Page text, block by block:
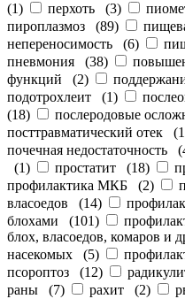
(1) перхоть (3)
пироплазмоз (89)
непереносимость (6)
пневмония (38)
функций (2)
подотрохлеит (1)
(18) послеродовые
посттравматический отек (1
почечная недостаточность (
(1) простатит (18)
профилактика МКБ (2)
власоедов (14)
блохами (101)
блох, власоедов, комаров и
насекомых (5)
псороптоз (12)
раны (7) рахит (2)